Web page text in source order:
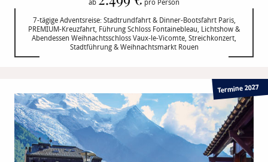
7-tägige Adventsreise: Stadtrundfahrt & Dinner-Bootsfahrt Paris,
PREMIUM-Kreuzfahrt, Führung Schloss Fontainebleau, Lichtshow &
Abendessen Weihnachtsschloss Vaux-le-Vicomte, Streichkonzert,
Stadtführung & Weihnachtsmarkt Rouen
Termine 2027